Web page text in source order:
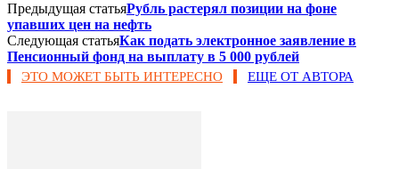
Предыдущая статьяРубль растерял позиции на фоне
упавших цен на нефть
Следующая статьяКак подать электронное заявление в
Пенсионный фонд на выплату в 5 000 рублей
ЭТО МОЖЕТ БЫТЬ ИНТЕРЕСНО ЕЩЕ ОТ АВТОРА